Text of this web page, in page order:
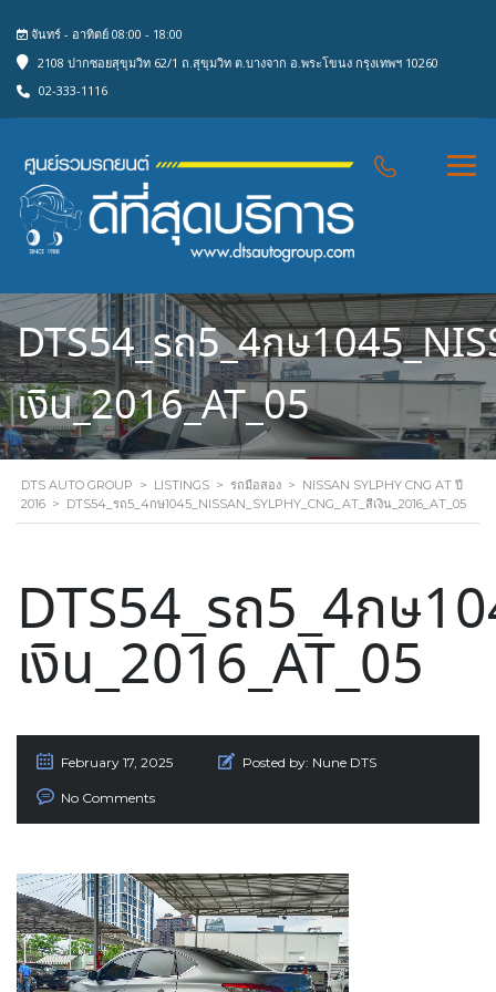
จันทร์ - อาทิตย์ 08:00 - 18:00
2108 ปากซอยสุขุมวิท 62/1 ถ.สุขุมวิท ต.บางจาก อ.พระโขนง กรุงเทพฯ 10260
02-333-1116
DTS54_รถ5_4กษ
เงิน_2016_AT_05
DTS AUTO GROUP > LISTINGS > รถมือสอง > NISSAN SYLPHY CNG AT ปี
2016 > DTS54_รถ5_4กษ1045_NISSAN_SYLPHY_CNG_AT_สีเงิน_2016_AT_05
DTS54_รถ5_4กษ
เงิน_2016_AT_05
February 17, 2025 Posted by: Nune DTS
No Comments